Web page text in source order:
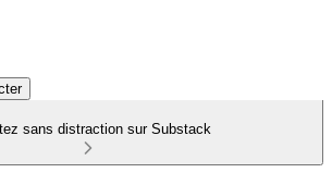
sans distraction sur Substack